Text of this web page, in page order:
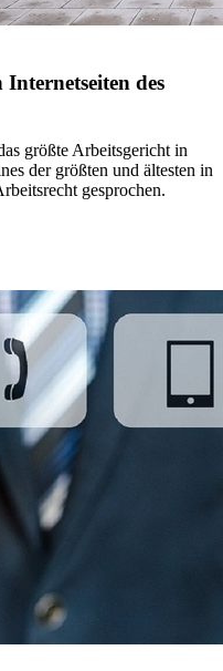
des
größte Arbeitsgericht in
der größten und ältesten in
gesprochen.